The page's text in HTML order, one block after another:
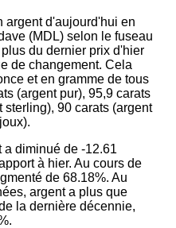
argent d'aujourd'hui en
(MDL) selon le fuseau
du dernier prix d'hier
de changement. Cela
et en gramme de tous
(argent pur), 95,9 carats
sterling), 90 carats (argent
a diminué de -12.61
à hier. Au cours de
de 68.18%. Au
argent a plus que
la dernière décennie,